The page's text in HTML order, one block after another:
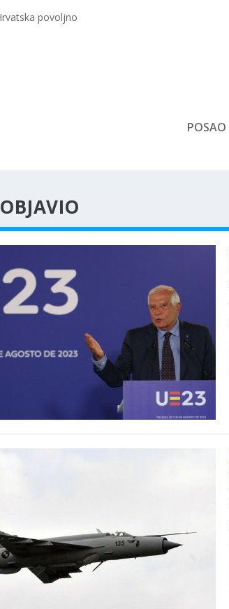
povoljno
POSAO
OBJAVIO